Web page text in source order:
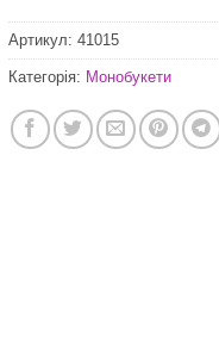
Артикул: 41015
Категорія: Монобукети